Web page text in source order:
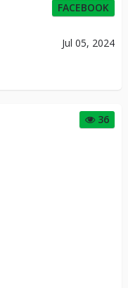
FACEBOOK
Jul 05, 2024
36